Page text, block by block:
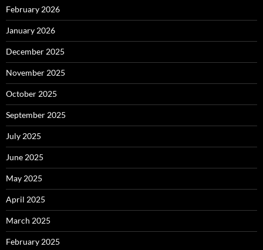
February 2026
January 2026
December 2025
November 2025
October 2025
September 2025
July 2025
June 2025
May 2025
April 2025
March 2025
February 2025